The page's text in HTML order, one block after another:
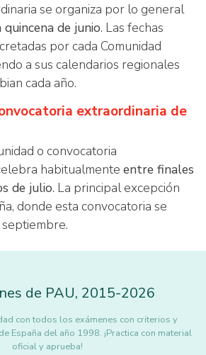
se organiza por lo general
quincena de junio. Las fechas
por cada Comunidad
a sus calendarios regionales
cada año.
extraordinaria de
o convocatoria
habitualmente entre finales
de julio. La principal excepción
donde esta convocatoria se
de PAU, 2015-2026
con todos los exámenes con criterios y
España del año 1998. ¡Practica con material
oficial y aprueba!